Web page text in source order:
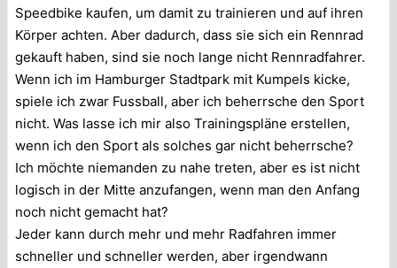
Speedbike kaufen, um damit zu trainieren und auf ihren
Körper achten. Aber dadurch, dass sie sich ein Rennrad
gekauft haben, sind sie noch lange nicht Rennradfahrer.
Wenn ich im Hamburger Stadtpark mit Kumpels kicke,
spiele ich zwar Fussball, aber ich beherrsche den Sport
nicht. Was lasse ich mir also Trainingspläne erstellen,
wenn ich den Sport als solches gar nicht beherrsche?
Ich möchte niemanden zu nahe treten, aber es ist nicht
logisch in der Mitte anzufangen, wenn man den Anfang
noch nicht gemacht hat?
Jeder kann durch mehr und mehr Radfahren immer
schneller und schneller werden, aber irgendwann